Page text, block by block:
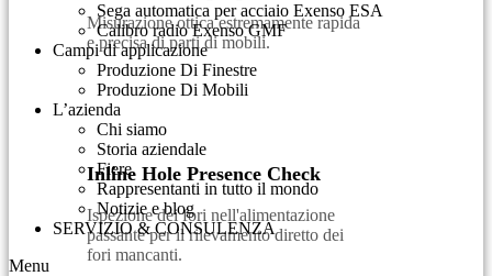
Misurazione ottica estremamente rapida
e precisa di parti di mobili.
Inline Hole Presence Check
Ispezione dei fori nell'alimentazione
passante per il rilevamento diretto dei
fori mancanti.
Sega automatica per acciaio Exenso ESA
Calibro radio Exenso GMF
Campi di applicazione
Produzione Di Finestre
Produzione Di Mobili
L’azienda
Chi siamo
Storia aziendale
Fiere
Rappresentanti in tutto il mondo
Notizie e blog
SERVIZIO & CONSULENZA​
Menu